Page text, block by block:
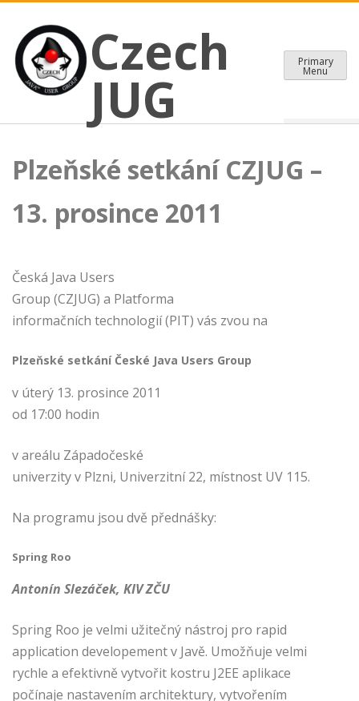
content
Czech JUG
CZECH JAVA USER GROUP
Czech
JUG
Primary
Menu
Plzeňské setkání CZJUG –
13. prosince 2011
Česká Java Users
Group (CZJUG) a Platforma
informačních technologií (PIT) vás zvou na
Plzeňské setkání České Java Users Group
v úterý 13. prosince 2011
od 17:00 hodin
v areálu Západočeské
univerzity v Plzni, Univerzitní 22, místnost UV 115.
Na programu jsou dvě přednášky:
Spring Roo
Antonín Slezáček, KIV ZČU
Spring Roo je velmi užitečný nástroj pro rapid
application developement v Javě. Umožňuje velmi
rychle a efektivně vytvořit kostru J2EE aplikace
počínaje nastavením architektury, vytvořením